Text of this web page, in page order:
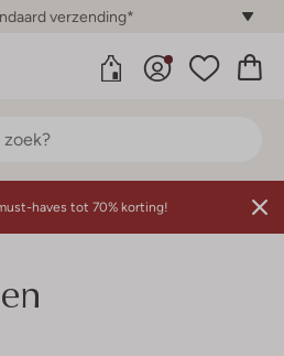
verzending*
haves tot 70% korting!